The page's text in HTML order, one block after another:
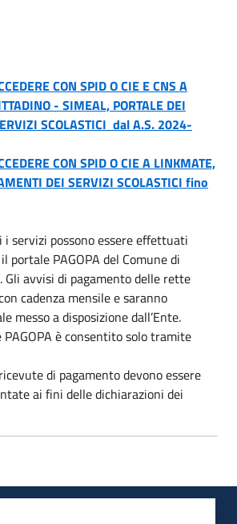
CON SPID O CIE E CNS A
- SIMEAL, PORTALE DEI
SCOLASTICI dal A.S. 2024-
CON SPID O CIE A LINKMATE,
DEI SERVIZI SCOLASTICI fino
servizi possono essere effettuati
portale PAGOPA del Comune di
Gli avvisi di pagamento delle rette
cadenza mensile e saranno
messo a disposizione dall’Ente.
PAGOPA è consentito solo tramite
di pagamento devono essere
ai fini delle dichiarazioni dei